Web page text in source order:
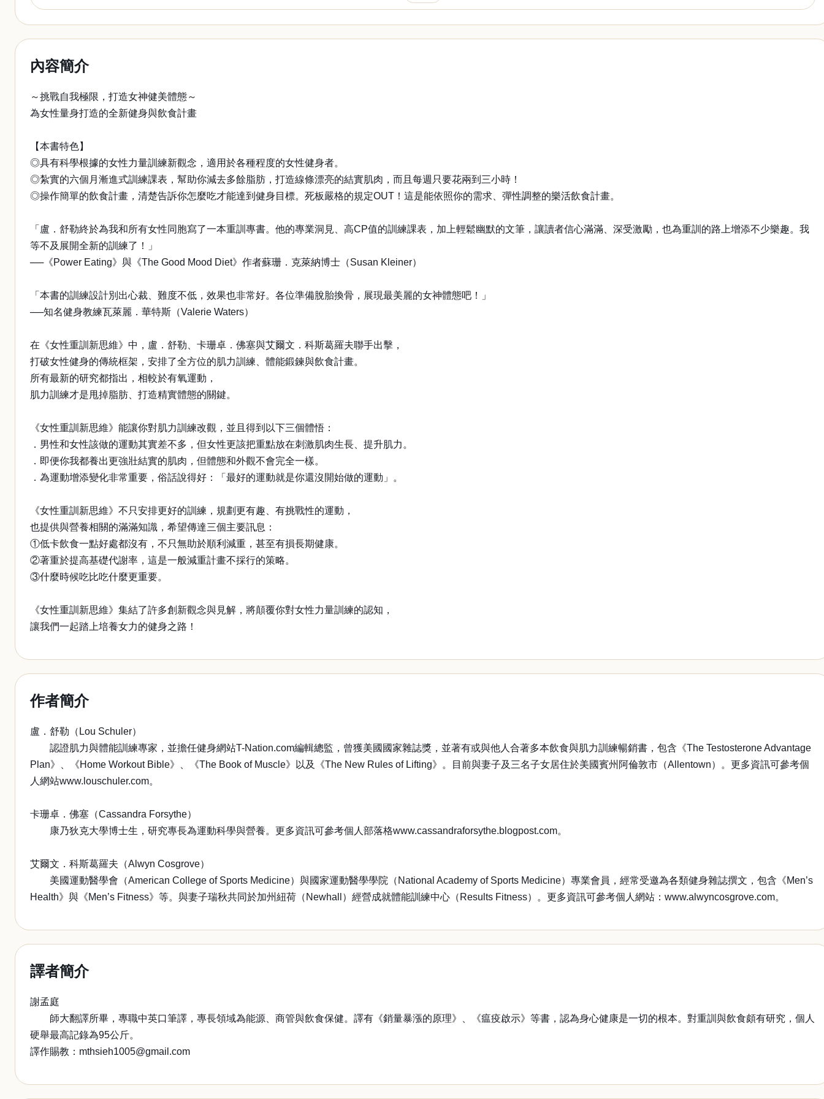
內容簡介
～挑戰自我極限，打造女神健美體態～
為女性量身打造的全新健身與飲食計畫
【本書特色】
◎具有科學根據的女性力量訓練新觀念，適用於各種程度的女性健身者。
◎紮實的六個月漸進式訓練課表，幫助你減去多餘脂肪，打造線條漂亮的結實肌肉，而且每週只要花兩到三小時！
◎操作簡單的飲食計畫，清楚告訴你怎麼吃才能達到健身目標。死板嚴格的規定OUT！這是能依照你的需求、彈性調整的樂活飲食計畫。
「盧．舒勒終於為我和所有女性同胞寫了一本重訓專書。他的專業洞見、高CP值的訓練課表，加上輕鬆幽默的文筆，讓讀者信心滿滿、深受激勵，也為重訓的路上增添不少樂趣。我
等不及展開全新的訓練了！」
──《Power Eating》與《The Good Mood Diet》作者蘇珊．克萊納博士（Susan Kleiner）
「本書的訓練設計別出心裁、難度不低，效果也非常好。各位準備脫胎換骨，展現最美麗的女神體態吧！」
──知名健身教練瓦萊麗．華特斯（Valerie Waters）
在《女性重訓新思維》中，盧．舒勒、卡珊卓．佛塞與艾爾文．科斯葛羅夫聯手出擊，
打破女性健身的傳統框架，安排了全方位的肌力訓練、體能鍛鍊與飲食計畫。
所有最新的研究都指出，相較於有氧運動，
肌力訓練才是甩掉脂肪、打造精實體態的關鍵。
《女性重訓新思維》能讓你對肌力訓練改觀，並且得到以下三個體悟：
．男性和女性該做的運動其實差不多，但女性更該把重點放在刺激肌肉生長、提升肌力。
．即便你我都養出更強壯結實的肌肉，但體態和外觀不會完全一樣。
．為運動增添變化非常重要，俗話說得好：「最好的運動就是你還沒開始做的運動」。
《女性重訓新思維》不只安排更好的訓練，規劃更有趣、有挑戰性的運動，
也提供與營養相關的滿滿知識，希望傳達三個主要訊息：
①低卡飲食一點好處都沒有，不只無助於順利減重，甚至有損長期健康。
②著重於提高基礎代謝率，這是一般減重計畫不採行的策略。
③什麼時候吃比吃什麼更重要。
《女性重訓新思維》集結了許多創新觀念與見解，將顛覆你對女性力量訓練的認知，
讓我們一起踏上培養女力的健身之路！
作者簡介
盧．舒勒（Lou Schuler）
認證肌力與體能訓練專家，並擔任健身網站T-Nation.com編輯總監，曾獲美國國家雜誌獎，並著有或與他人合著多本飲食與肌力訓練暢銷書，包含《The Testosterone Advantage
Plan》、《Home Workout Bible》、《The Book of Muscle》以及《The New Rules of Lifting》。目前與妻子及三名子女居住於美國賓州阿倫敦市（Allentown）。更多資訊可參考個
人網站www.louschuler.com。
卡珊卓．佛塞（Cassandra Forsythe）
康乃狄克大學博士生，研究專長為運動科學與營養。更多資訊可參考個人部落格www.cassandraforsythe.blogpost.com。
艾爾文．科斯葛羅夫（Alwyn Cosgrove）
美國運動醫學會（American College of Sports Medicine）與國家運動醫學學院（National Academy of Sports Medicine）專業會員，經常受邀為各類健身雜誌撰文，包含《Men’s
Health》與《Men’s Fitness》等。與妻子瑞秋共同於加州紐荷（Newhall）經營成就體能訓練中心（Results Fitness）。更多資訊可參考個人網站：www.alwyncosgrove.com。
譯者簡介
謝孟庭
師大翻譯所畢，專職中英口筆譯，專長領域為能源、商管與飲食保健。譯有《銷量暴漲的原理》、《瘟疫啟示》等書，認為身心健康是一切的根本。對重訓與飲食頗有研究，個人
硬舉最高記錄為95公斤。
譯作賜教：mthsieh1005@gmail.com